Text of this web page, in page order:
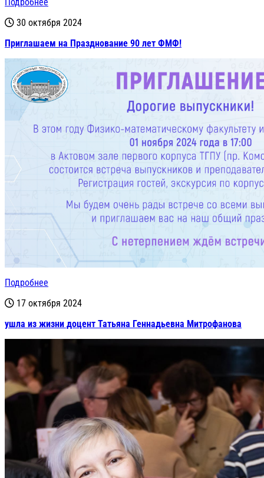
30 октября 2024
Приглашаем на Празднование 90 лет ФМФ!
Подробнее
17 октября 2024
ушла из жизни доцент Татьяна Геннадьевна Митрофанова